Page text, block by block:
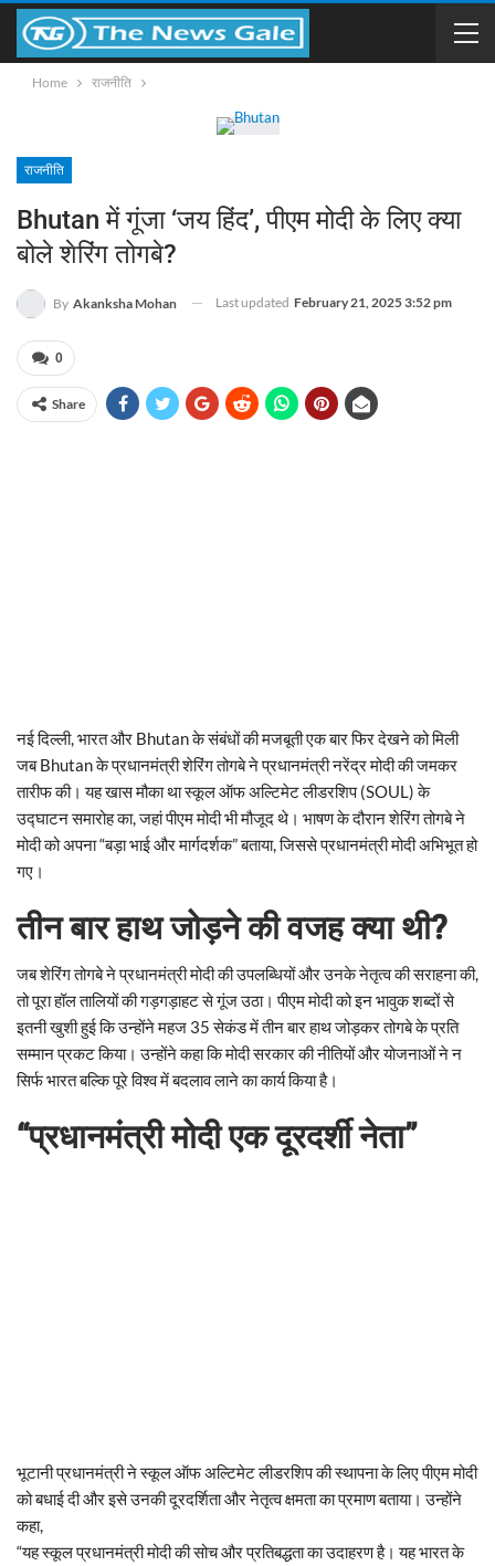
Home राजनीति
राजनीति
Bhutan में गूंजा ‘जय हिंद’, पीएम मोदी के लिए क्या
बोले शेरिंग तोगबे?
By Akanksha Mohan Last updated February 21, 2025 3:52 pm
0
Share
नई दिल्ली, भारत और Bhutan के संबंधों की मजबूती एक बार फिर देखने को मिली
जब Bhutan के प्रधानमंत्री शेरिंग तोगबे ने प्रधानमंत्री नरेंद्र मोदी की जमकर
तारीफ की। यह खास मौका था स्कूल ऑफ अल्टिमेट लीडरशिप (SOUL) के
उद्घाटन समारोह का, जहां पीएम मोदी भी मौजूद थे। भाषण के दौरान शेरिंग तोगबे ने
मोदी को अपना “बड़ा भाई और मार्गदर्शक” बताया, जिससे प्रधानमंत्री मोदी अभिभूत हो
गए।
तीन बार हाथ जोड़ने की वजह क्या थी?
जब शेरिंग तोगबे ने प्रधानमंत्री मोदी की उपलब्धियों और उनके नेतृत्व की सराहना की,
तो पूरा हॉल तालियों की गड़गड़ाहट से गूंज उठा। पीएम मोदी को इन भावुक शब्दों से
इतनी खुशी हुई कि उन्होंने महज 35 सेकंड में तीन बार हाथ जोड़कर तोगबे के प्रति
सम्मान प्रकट किया। उन्होंने कहा कि मोदी सरकार की नीतियों और योजनाओं ने न
सिर्फ भारत बल्कि पूरे विश्व में बदलाव लाने का कार्य किया है।
“प्रधानमंत्री मोदी एक दूरदर्शी नेता”
भूटानी प्रधानमंत्री ने स्कूल ऑफ अल्टिमेट लीडरशिप की स्थापना के लिए पीएम मोदी
को बधाई दी और इसे उनकी दूरदर्शिता और नेतृत्व क्षमता का प्रमाण बताया। उन्होंने
कहा,
“यह स्कूल प्रधानमंत्री मोदी की सोच और प्रतिबद्धता का उदाहरण है। यह भारत के